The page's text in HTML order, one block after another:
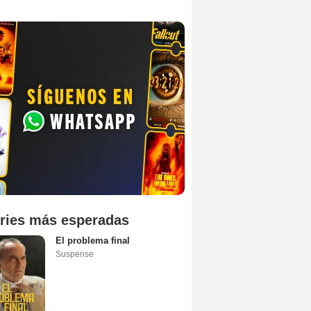
más esperadas
El problema final
Suspense